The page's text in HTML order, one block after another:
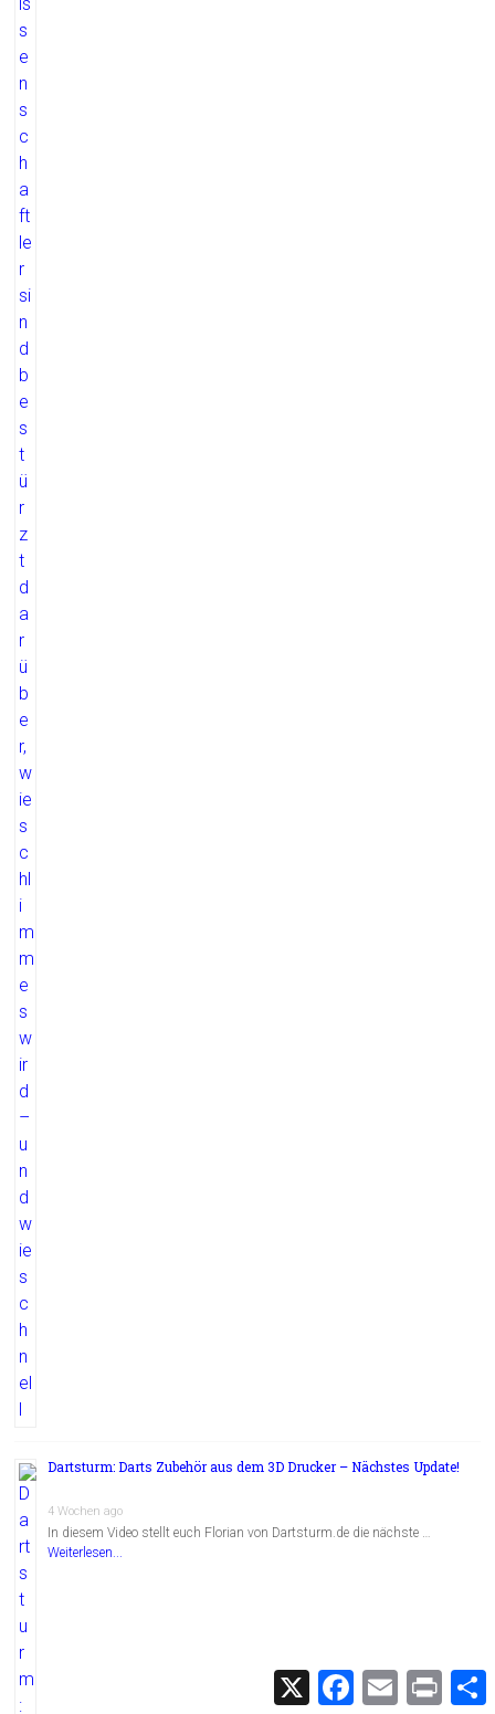
Dartsturm: Darts Zubehör aus dem 3D Drucker – Nächstes Update!
4 Wochen ago
In diesem Video stellt euch Florian von Dartsturm.de die nächste …
Weiterlesen...
X
F
E
m
P